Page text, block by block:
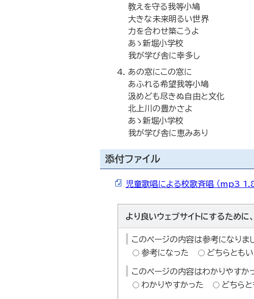
教えを守る我等小鳩
大きな未来明るい世界
力を合わせ築こうよ
あゝ新堀小学校
我が学び舎に幸多し
あの窓にこの窓に
あふれる希望我等小鳩
汲めども尽きぬ自由と文化
北上川の豊かさよ
あゝ新堀小学校
我が学び舎に恵みあり
添付ファイル
児童歌唱による校歌斉唱 （mp3
より良いウェブサイトにするために
このページの内容は参考になりま
参考になった
どちらとも
このページの内容はわかりやすか
わかりやすかった
どちら